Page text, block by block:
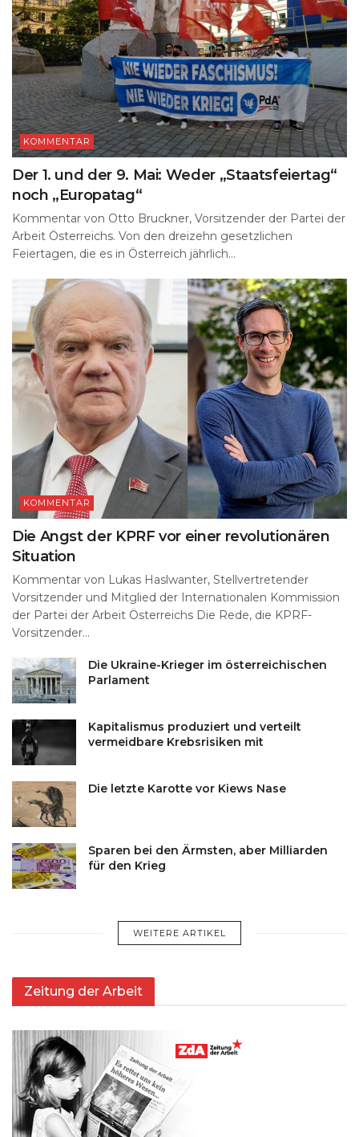
KOMMENTAR
Der 1. und der 9. Mai: Weder „Staatsfeiertag“
noch „Europatag“
Kommentar von Otto Bruckner, Vorsitzender der Partei der
Arbeit Österreichs. Von den dreizehn gesetzlichen
Feiertagen, die es in Österreich jährlich...
KOMMENTAR
Die Angst der KPRF vor einer revolutionären
Situation
Kommentar von Lukas Haslwanter, Stellvertretender
Vorsitzender und Mitglied der Internationalen Kommission
der Partei der Arbeit Österreichs Die Rede, die KPRF-
Vorsitzender...
Die Ukraine-Krieger im österreichischen
Parlament
Kapitalismus produziert und verteilt
vermeidbare Krebsrisiken mit
Die letzte Karotte vor Kiews Nase
Sparen bei den Ärmsten, aber Milliarden
für den Krieg
WEITERE ARTIKEL
Zeitung der Arbeit